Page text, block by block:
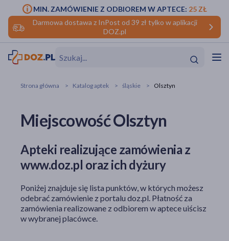
Darmowa dostawa z InPost od 39 zł tylko w aplikacji
DOZ.pl
MIN. ZAMÓWIENIE Z ODBIOREM W APTECE: 25 ZŁ
makijażu
Strona główna Katalog aptek śląskie Olsztyn
Miejscowość Olsztyn
Apteki realizujące zamówienia z
www.doz.pl oraz ich dyżury
Poniżej znajduje się lista punktów, w których możesz
odebrać zamówienie z portalu doz.pl. Płatność za
zamówienia realizowane z odbiorem w aptece uiścisz
w wybranej placówce.